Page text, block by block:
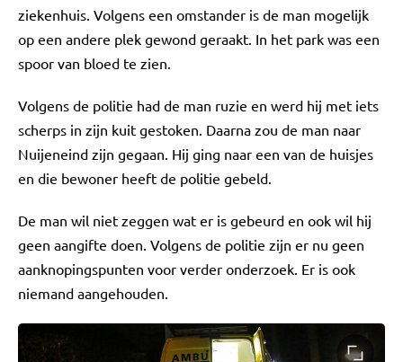
ziekenhuis. Volgens een omstander is de man mogelijk
op een andere plek gewond geraakt. In het park was een
spoor van bloed te zien.
Volgens de politie had de man ruzie en werd hij met iets
scherps in zijn kuit gestoken. Daarna zou de man naar
Nuijeneind zijn gegaan. Hij ging naar een van de huisjes
en die bewoner heeft de politie gebeld.
De man wil niet zeggen wat er is gebeurd en ook wil hij
geen aangifte doen. Volgens de politie zijn er nu geen
aanknopingspunten voor verder onderzoek. Er is ook
niemand aangehouden.